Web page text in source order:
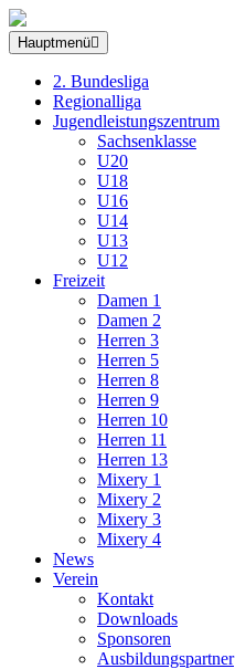
Hauptmenü
2. Bundesliga
Regionalliga
Jugendleistungszentrum
Sachsenklasse
U20
U18
U16
U14
U13
U12
Freizeit
Damen 1
Damen 2
Herren 3
Herren 5
Herren 8
Herren 9
Herren 10
Herren 11
Herren 13
Mixery 1
Mixery 2
Mixery 3
Mixery 4
News
Verein
Kontakt
Downloads
Sponsoren
Ausbildungspartner